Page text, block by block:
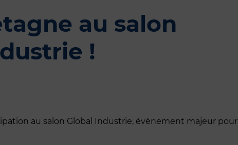
au salon
!
au salon Global Industrie, évènement majeur pour